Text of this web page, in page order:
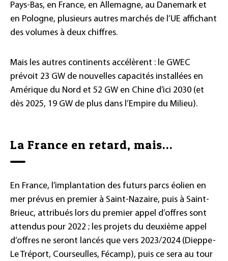
Pays-Bas, en France, en Allemagne, au Danemark et
en Pologne, plusieurs autres marchés de l’UE affichant
des volumes à deux chiffres.
Mais les autres continents accélèrent : le GWEC
prévoit 23 GW de nouvelles capacités installées en
Amérique du Nord et 52 GW en Chine d’ici 2030 (et
dès 2025, 19 GW de plus dans l’Empire du Milieu).
La France en retard, mais…
En France, l’implantation des futurs parcs éolien en
mer prévus en premier à Saint-Nazaire, puis à Saint-
Brieuc, attribués lors du premier appel d’offres sont
attendus pour 2022 ; les projets du deuxième appel
d’offres ne seront lancés que vers 2023/2024 (Dieppe-
Le Tréport, Courseulles, Fécamp), puis ce sera au tour